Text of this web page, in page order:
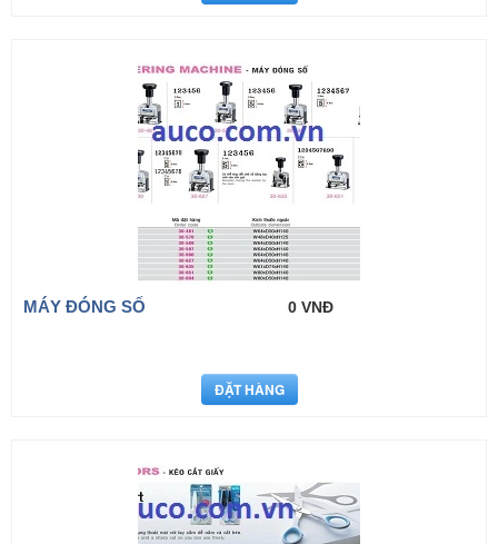
MÁY ĐÓNG SỐ 0 VNĐ